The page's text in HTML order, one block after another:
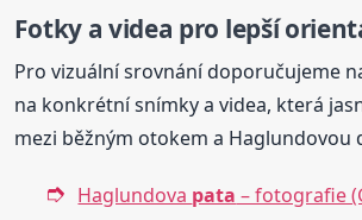
Fotky a videa pro lepší
Pro vizuální srovnání doporučujeme
na konkrétní snímky a videa, která
mezi běžným otokem a Haglundovou
Haglundova pata – fotografie